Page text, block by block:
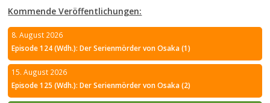
Kommende Veröffentlichungen:
8. August 2026
Episode 124 (Wdh.): Der Serienmörder von Osaka (1)
15. August 2026
Episode 125 (Wdh.): Der Serienmörder von Osaka (2)